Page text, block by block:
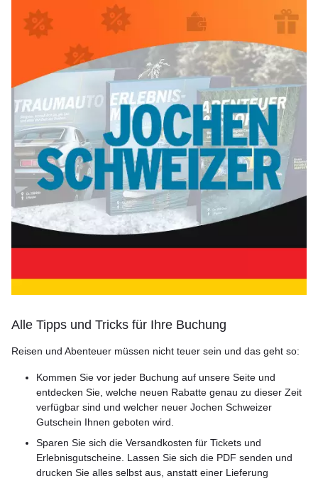
Alle Tipps und Tricks für Ihre Buchung
Reisen und Abenteuer müssen nicht teuer sein und das geht so:
Kommen Sie vor jeder Buchung auf unsere Seite und
entdecken Sie, welche neuen Rabatte genau zu dieser Zeit
verfügbar sind und welcher neuer Jochen Schweizer
Gutschein Ihnen geboten wird.
Sparen Sie sich die Versandkosten für Tickets und
Erlebnisgutscheine. Lassen Sie sich die PDF senden und
drucken Sie alles selbst aus, anstatt einer Lieferung